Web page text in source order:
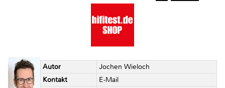
Autor
Jochen Wieloch
Kontakt
E-Mail